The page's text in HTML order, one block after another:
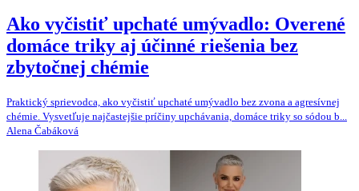
Ako vyčistiť upchaté umývadlo: Overené
domáce triky aj účinné riešenia bez
zbytočnej chémie
Praktický sprievodca, ako vyčistiť upchaté umývadlo bez zvona a agresívnej
chémie. Vysvetľuje najčastejšie príčiny upchávania, domáce triky so sódou b...
Alena Čabáková